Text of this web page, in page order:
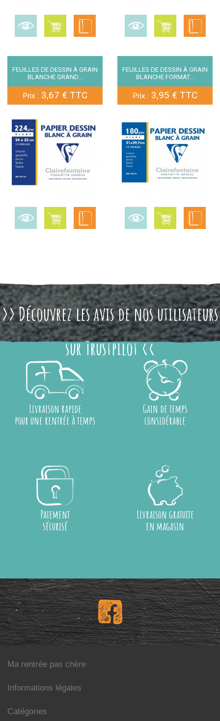
FEUILLES DE DESSIN À GRAIN
BLANCHE GRAND...
Prix : 3,67 € TTC
FEUILLES DE DESSIN À GRAIN
BLANCHE FORMAT...
Prix : 3,95 € TTC
>> Découvrez les avis de nos utilisateurs
sur Trustpilot <<
Livraison rapide
pour une rentrée à temps
Gain de temps
considérable
Paiement
sécurisé
Livraison gratuite
en magasin
Ma rentrée pas chère
Informations légales
Catégories